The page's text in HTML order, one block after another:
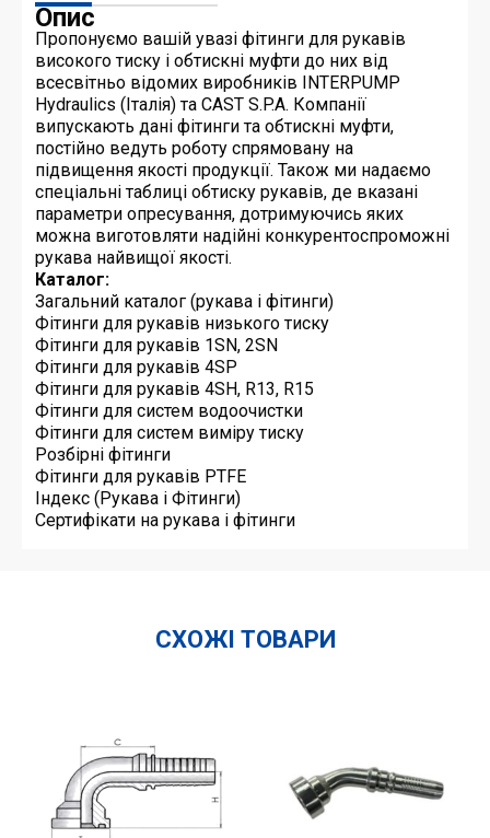
Опис
Пропонуємо вашій увазі фітинги для рукавів
високого тиску і обтискні муфти до них від
всесвітньо відомих виробників INTERPUMP
Hydraulics (Італія) та CAST S.P.A. Компанії
випускають дані фітинги та обтискні муфти,
постійно ведуть роботу спрямовану на
підвищення якості продукції. Також ми надаємо
спеціальні таблиці обтиску рукавів, де вказані
параметри опресування, дотримуючись яких
можна виготовляти надійні конкурентоспроможні
рукава найвищої якості.
Каталог:
Загальний каталог (рукава і фітинги)
Фітинги для рукавів низького тиску
Фітинги для рукавів 1SN, 2SN
Фітинги для рукавів 4SP
Фітинги для рукавів 4SH, R13, R15
Фітинги для систем водоочистки
Фітинги для систем виміру тиску
Розбірні фітинги
Фітинги для рукавів PTFE
Індекс (Рукава і Фітинги)
Сертифікати на рукава і фітинги
СХОЖІ ТОВАРИ